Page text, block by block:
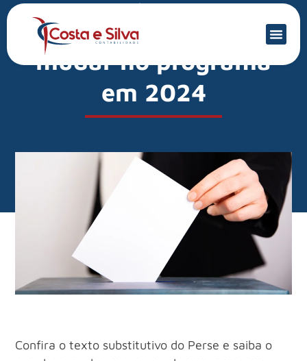
Mercado Financeiro
Perse: veja o que deve
mudar no programa
em 2024
Confira o texto substitutivo do Perse e saiba o